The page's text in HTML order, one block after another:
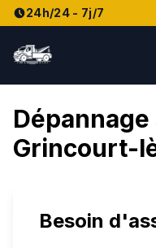
24h/24 - 7j/7
Grincourt-
Besoin